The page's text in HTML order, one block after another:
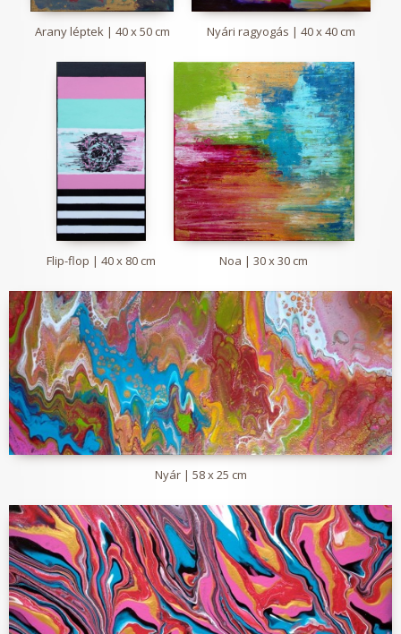
Arany léptek | 40 x 50 cm Nyári ragyogás | 40 x 40 cm
Flip-flop | 40 x 80 cm Noa | 30 x 30 cm
Nyár | 58 x 25 cm